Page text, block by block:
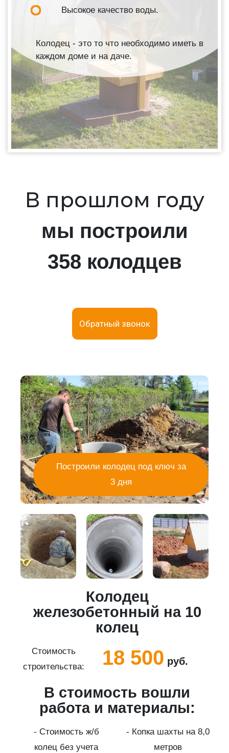
Высокое качество воды.
Колодец - это то что необходимо иметь в
каждом доме и на даче.
В прошлом году
мы построили
358 колодцев
Обратный звонок
Построили колодец под ключ за
3 дня
Колодец
железобетонный на 10
колец
Стоимость
строительства:
18 500 руб.
В стоимость вошли
работа и материалы:
- Стоимость ж/б
колец без учета
- Копка шахты на 8,0
метров